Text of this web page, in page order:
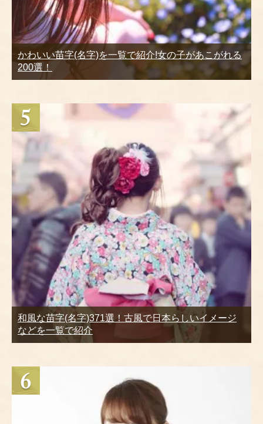
かわいい苗字(名字)を一覧で紹介!女の子があこがれる
200選！
和風な苗字(名字)371選！古風で日本らしいイメージ
などを一覧で紹介